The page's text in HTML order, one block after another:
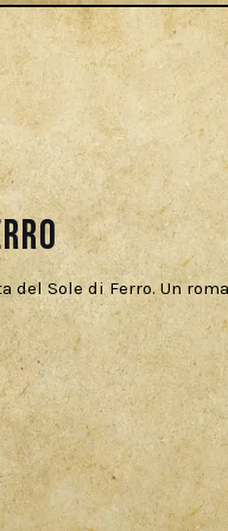
RECENSIONI
del Sole di Ferro. Un